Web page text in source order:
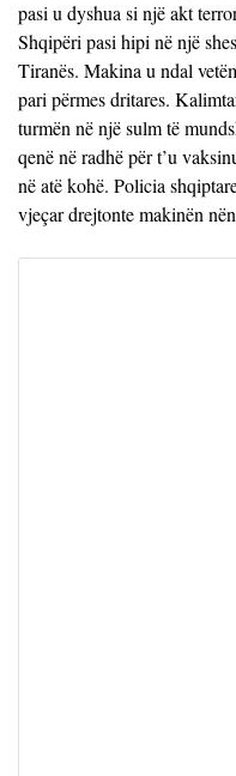
pasi u dyshua si një akt
Shqipëri pasi hipi në një
Tiranës. Makina u ndal
pari përmes dritares.
turmën në një sulm të
qenë në radhë për t’u
në atë kohë. Policia
vjeçar drejtonte makinën